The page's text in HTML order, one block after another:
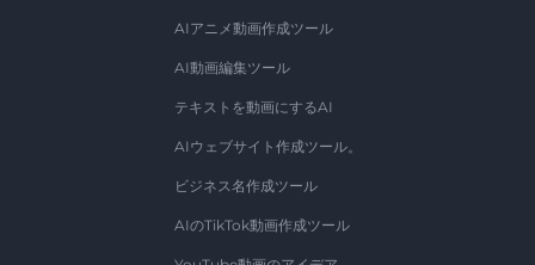
AIアニメ動画作成ツール
AI動画編集ツール
テキストを動画にするAI
AIウェブサイト作成ツール。
ビジネス名作成ツール
AIのTikTok動画作成ツール